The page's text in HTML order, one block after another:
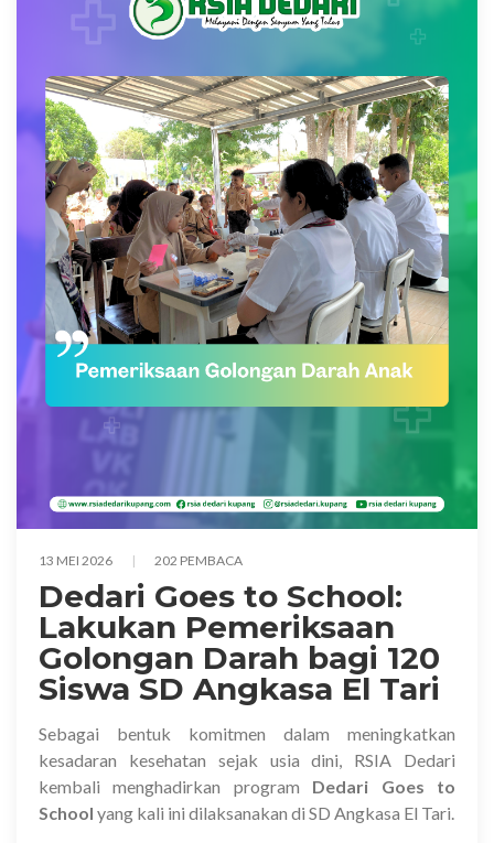
13 MEI 2026 202 PEMBACA
Dedari Goes to School:
Lakukan Pemeriksaan
Golongan Darah bagi 120
Siswa SD Angkasa El Tari
Sebagai bentuk komitmen dalam meningkatkan
kesadaran kesehatan sejak usia dini, RSIA Dedari
kembali menghadirkan program Dedari Goes to
School yang kali ini dilaksanakan di SD Angkasa El Tari.